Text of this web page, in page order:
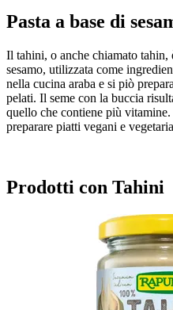
Pasta a base di
Il tahini, o anche chiamato tahin,
sesamo, utilizzata come
nella cucina araba e si piò
pelati. Il seme con la buccia
quello che contiene più
preparare piatti vegani e
Prodotti con Tahini